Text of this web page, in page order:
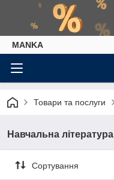
МАNKА
Товари та послуги
Навчальна література
Сортування